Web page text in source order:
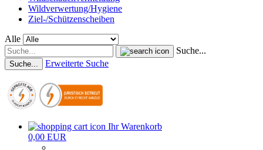
Wildverwertung/Hygiene
Ziel-/Schützenscheiben
Alle
Suche...
Suche... Erweiterte Suche
Ihr Warenkorb
0,00 EUR